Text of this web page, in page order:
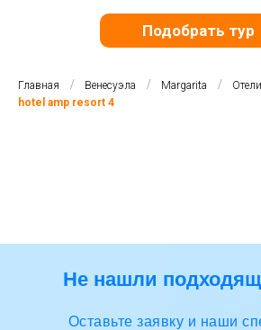
Подобрать тур
Главная / Венесуэла / Margarita / Отели
hotel amp resort 4
Оставьте заявку и наши
Не нашли